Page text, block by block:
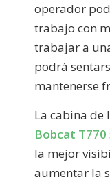
operador
trabajo con
trabajar a
podrá
mantenerse
La cabina de
Bobcat T770
la mejor
aumentar la